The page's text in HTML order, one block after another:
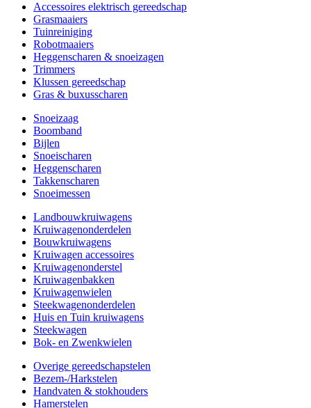
Accessoires elektrisch gereedschap
Grasmaaiers
Tuinreiniging
Robotmaaiers
Heggenscharen & snoeizagen
Trimmers
Klussen gereedschap
Gras & buxusscharen
Snoeizaag
Boomband
Bijlen
Snoeischaren
Heggenscharen
Takkenscharen
Snoeimessen
Landbouwkruiwagens
Kruiwagenonderdelen
Bouwkruiwagens
Kruiwagen accessoires
Kruiwagenonderstel
Kruiwagenbakken
Kruiwagenwielen
Steekwagenonderdelen
Huis en Tuin kruiwagens
Steekwagen
Bok- en Zwenkwielen
Overige gereedschapstelen
Bezem-/Harkstelen
Handvaten & stokhouders
Hamerstelen